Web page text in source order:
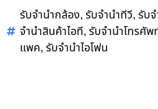
รับจำนำกล้อง, รับจำนำทีวี, รับ
จำนำสินค้าไอที, รับจำนำโทรศัพ
แพค, รับจำนำไอโฟน